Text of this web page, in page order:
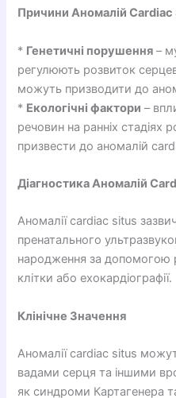
Причини Аномалій Cardiac
* Генетичні порушення –
регулюють розвиток
можуть призводити до
* Екологічні фактори –
речовин на ранніх стадіях
призвести до аномалій
Діагностика Аномалій
Аномалії cardiac situs
пренатального
народження за допомогою
клітки або ехокардіографії.
Клінічне Значення
Аномалії cardiac situs
вадами серця та іншими
як синдроми Картагенера